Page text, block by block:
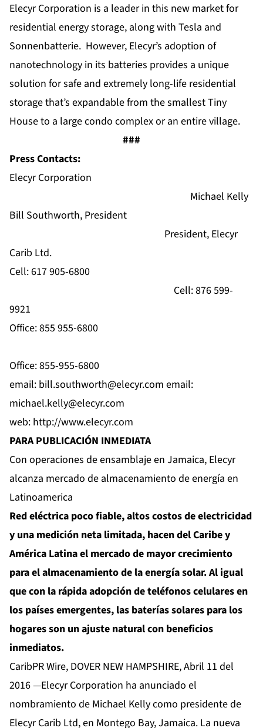
Elecyr Corporation is a leader in this new market for
residential energy storage, along with Tesla and
Sonnenbatterie. However, Elecyr’s adoption of
nanotechnology in its batteries provides a unique
solution for safe and extremely long-life residential
storage that’s expandable from the smallest Tiny
House to a large condo complex or an entire village.
###
Press Contacts:
Elecyr Corporation
Michael Kelly
Bill Southworth, President
President, Elecyr
Carib Ltd.
Cell: 617 905-6800
Cell: 876 599-
9921
Office: 855 955-6800
Office: 855-955-6800
email: bill.southworth@elecyr.com email:
michael.kelly@elecyr.com
web: http://www.elecyr.com
PARAPUBLICACIÓN INMEDIATA
Con operaciones de ensamblaje en Jamaica, Elecyr
alcanza mercado de almacenamiento de energía en
Latinoamerica
Red eléctrica poco fiable,altos costos de electricidad
y una medición neta limitada, hacen del Caribe y
América Latina el mercado de mayor crecimiento
para el almacenamiento de la energía solar.Al igual
quecon la rápidaadopción de teléfonos celulares en
los países emergentes, las baterías solares para los
hogaresson un ajuste natural con beneficios
inmediatos.
CaribPR Wire, DOVER NEW HAMPSHIRE, Abril 11 del
2016 —Elecyr Corporation ha anunciado el
nombramiento de Michael Kelly como presidente de
Elecyr Carib Ltd, en Montego Bay, Jamaica. La nueva